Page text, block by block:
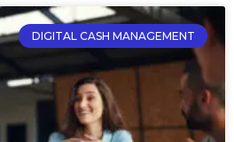
DIGITAL CASH MANAGEMENT